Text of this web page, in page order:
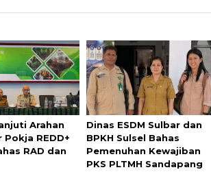
Arahan
Pokja REDD+
RAD dan
Dinas ESDM Sulbar dan
BPKH Sulsel Bahas
Pemenuhan Kewajiban
PKS PLTMH Sandapang